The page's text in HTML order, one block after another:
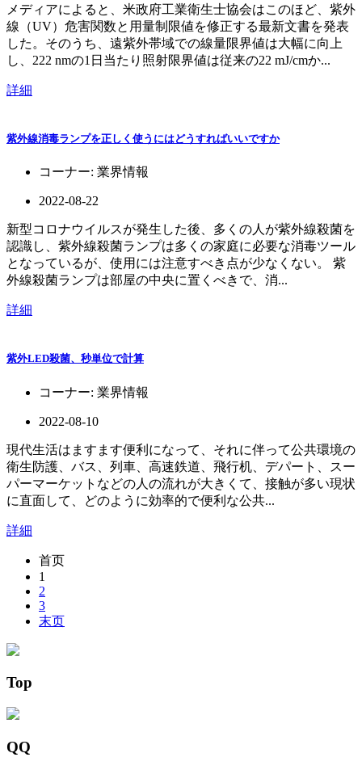
メディアによると、米政府工業衛生士協会はこのほど、紫外
線（UV）危害関数と用量制限値を修正する最新文書を発表
した。そのうち、遠紫外帯域での線量限界値は大幅に向上
し、222 nmの1日当たり照射限界値は従来の22 mJ/cmか...
詳細
紫外線消毒ランプを正しく使うにはどうすればいいですか
コーナー: 業界情報
2022-08-22
新型コロナウイルスが発生した後、多くの人が紫外線殺菌を
認識し、紫外線殺菌ランプは多くの家庭に必要な消毒ツール
となっているが、使用には注意すべき点が少なくない。 紫
外線殺菌ランプは部屋の中央に置くべきで、消...
詳細
紫外LED殺菌、秒単位で計算
コーナー: 業界情報
2022-08-10
現代生活はますます便利になって、それに伴って公共環境の
衛生防護、バス、列車、高速鉄道、飛行机、デパート、スー
パーマーケットなどの人の流れが大きくて、接触が多い現状
に直面して、どのように効率的で便利な公共...
詳細
首页
1
2
3
末页
Top
QQ